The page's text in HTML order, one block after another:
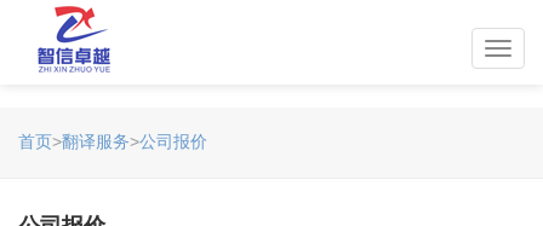
首页>翻译服务>公司报价